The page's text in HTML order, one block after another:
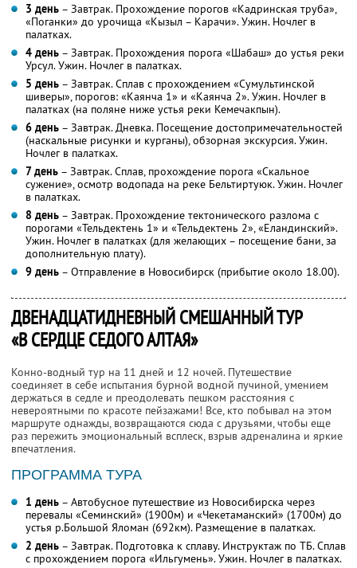
3 день – Завтрак. Прохождение порогов «Кадринская труба»,
«Поганки» до урочища «Кызыл – Карачи». Ужин. Ночлег в
палатках.
4 день – Завтрак. Прохождения порога «Шабаш» до устья реки
Урсул. Ужин. Ночлег в палатках.
5 день – Завтрак. Сплав с прохождением «Сумультинской
шиверы», порогов: «Каянча 1» и «Каянча 2». Ужин. Ночлег в
палатках (на поляне ниже устья реки Кемечакпын).
6 день – Завтрак. Дневка. Посещение достопримечательностей
(наскальные рисунки и курганы), обзорная экскурсия. Ужин.
Ночлег в палатках.
7 день – Завтрак. Сплав, прохождение порога «Скальное
сужение», осмотр водопада на реке Бельтиртуюк. Ужин. Ночлег
в палатках.
8 день – Завтрак. Прохождение тектонического разлома с
порогами «Тельдектень 1» и «Тельдектень 2», «Еландинский».
Ужин. Ночлег в палатках (для желающих – посещение бани, за
дополнительную плату).
9 день – Отправление в Новосибирск (прибытие около 18.00).
ДВЕНАДЦАТИДНЕВНЫЙ СМЕШАННЫЙ ТУР
«В СЕРДЦЕ СЕДОГО АЛТАЯ»
Конно-водный тур на 11 дней и 12 ночей. Путешествие
соединяет в себе испытания бурной водной пучиной, умением
держаться в седле и преодолевать пешком расстояния с
невероятными по красоте пейзажами! Все, кто побывал на этом
маршруте однажды, возвращаются сюда с друзьями, чтобы еще
раз пережить эмоциональный всплеск, взрыв адреналина и яркие
впечатления.
ПРОГРАММА ТУРА
1 день – Автобусное путешествие из Новосибирска через
перевалы «Семинский» (1900м) и «Чекетаманский» (1700м) до
устья р.Большой Яломан (692км). Размещение в палатках.
2 день – Завтрак. Подготовка к сплаву. Инструктаж по ТБ. Сплав
с прохождением порога «Ильгумень». Ужин. Ночлег в палатках.